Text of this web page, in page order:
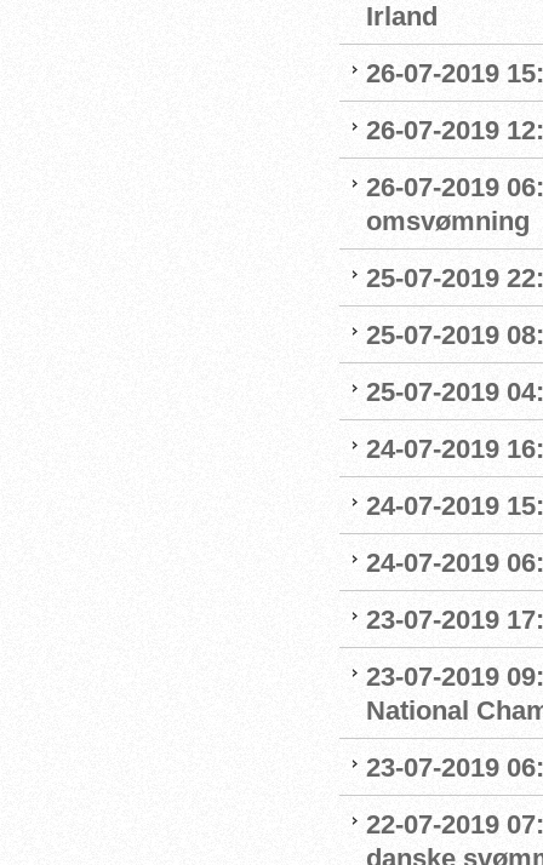
Irland
26-07-2019
26-07-2019
26-07-2019
omsvømning
25-07-2019
25-07-2019
25-07-2019
24-07-2019
24-07-2019
24-07-2019
23-07-2019
23-07-2019
National
23-07-2019
22-07-2019
danske